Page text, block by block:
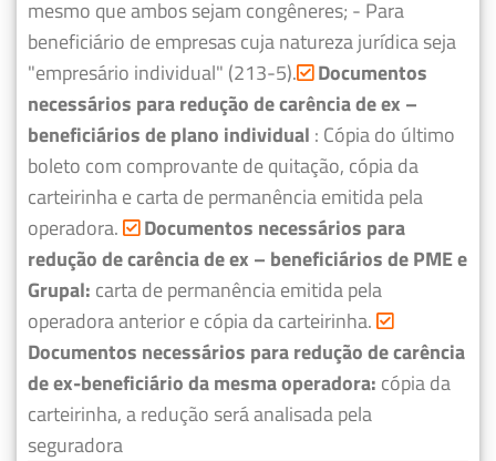
mesmo que ambos sejam congêneres; - Para
beneficiário de empresas cuja natureza jurídica seja
"empresário individual" (213-5). Documentos
necessários para redução de carência de ex –
beneficiários de plano individual : Cópia do último
boleto com comprovante de quitação, cópia da
carteirinha e carta de permanência emitida pela
operadora.
Documentos necessários para
redução de carência de ex – beneficiários de PME e
Grupal: carta de permanência emitida pela
operadora anterior e cópia da carteirinha.
Documentos necessários para redução de carência
de ex-beneficiário da mesma operadora: cópia da
carteirinha, a redução será analisada pela
seguradora